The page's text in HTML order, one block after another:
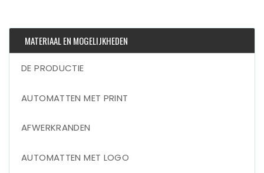
MATERIAAL EN MOGELIJKHEDEN
DE PRODUCTIE
AUTOMATTEN MET PRINT
AFWERKRANDEN
AUTOMATTEN MET LOGO